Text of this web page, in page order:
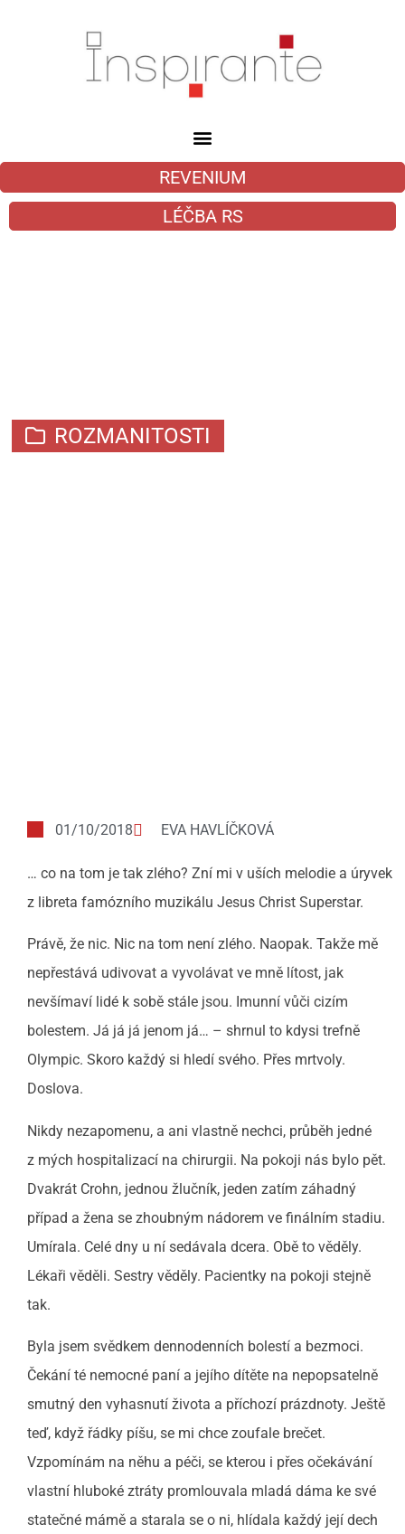
REVENIUM
LÉČBA RS
ROZMANITOSTI
01/10/2018 EVA HAVLÍČKOVÁ
… co na tom je tak zlého? Zní mi v uších melodie a úryvek
z libreta famózního muzikálu Jesus Christ Superstar.
Právě, že nic. Nic na tom není zlého. Naopak. Takže mě
nepřestává udivovat a vyvolávat ve mně lítost, jak
nevšímaví lidé k sobě stále jsou. Imunní vůči cizím
bolestem. Já já já jenom já… – shrnul to kdysi trefně
Olympic. Skoro každý si hledí svého. Přes mrtvoly.
Doslova.
Nikdy nezapomenu, a ani vlastně nechci, průběh jedné
z mých hospitalizací na chirurgii. Na pokoji nás bylo pět.
Dvakrát Crohn, jednou žlučník, jeden zatím záhadný
případ a žena se zhoubným nádorem ve finálním stadiu.
Umírala. Celé dny u ní sedávala dcera. Obě to věděly.
Lékaři věděli. Sestry věděly. Pacientky na pokoji stejně
tak.
Byla jsem svědkem dennodenních bolestí a bezmoci.
Čekání té nemocné paní a jejího dítěte na nepopsatelně
smutný den vyhasnutí života a příchozí prázdnoty. Ještě
teď, když řádky píšu, se mi chce zoufale brečet.
Vzpomínám na něhu a péči, se kterou i přes očekávání
vlastní hluboké ztráty promlouvala mladá dáma ke své
statečné mámě a starala se o ni, hlídala každý její dech